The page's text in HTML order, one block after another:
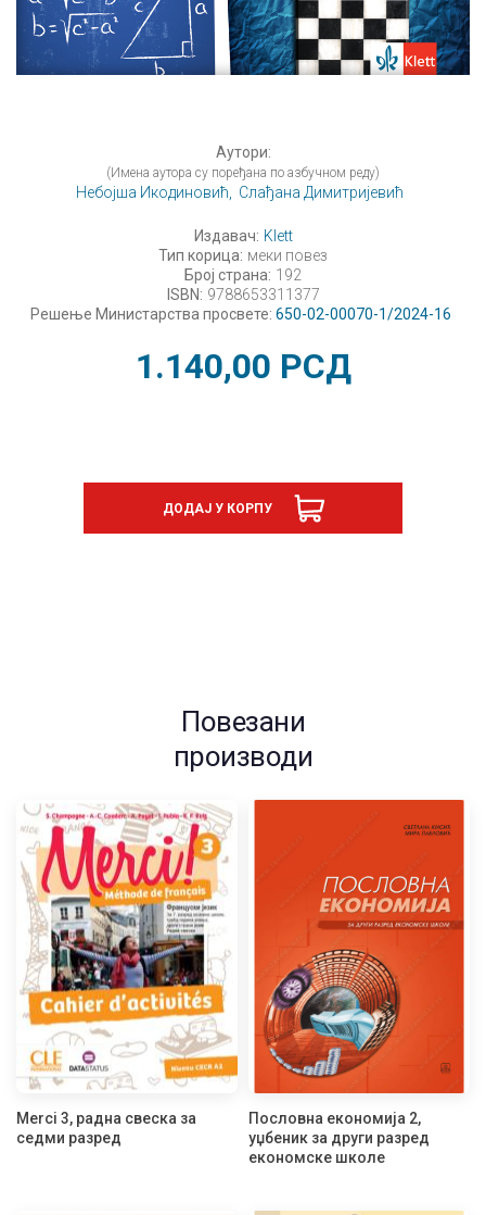
Аутори:
(Имена аутора су поређана по азбучном реду)
Небојша Икодиновић, Слађана Димитријевић
Издавач: Klett
Тип корица: меки повез
Број страна: 192
ISBN: 9788653311377
Решење Министарства просвете: 650-02-00070-1/2024-16
1.140,00 РСД
ДОДАЈ У КОРПУ
Повезани
производи
Merci 3, радна свеска за
седми разред
Пословна економија 2,
уџбеник за други разред
економске школе